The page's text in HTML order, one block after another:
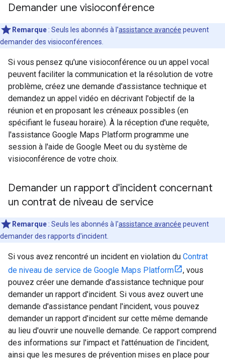
Demander une visioconférence
Remarque : Seuls les abonnés à l'assistance avancée peuvent
demander des visioconférences.
Si vous pensez qu'une visioconférence ou un appel vocal
peuvent faciliter la communication et la résolution de votre
problème, créez une demande d'assistance technique et
demandez un appel vidéo en décrivant l'objectif de la
réunion et en proposant les créneaux possibles (en
spécifiant le fuseau horaire). À la réception d'une requête,
l'assistance Google Maps Platform programme une
session à l'aide de Google Meet ou du système de
visioconférence de votre choix.
Demander un rapport d'incident concernant
un contrat de niveau de service
Remarque : Seuls les abonnés à l'assistance avancée peuvent
demander des rapports d'incident.
Si vous avez rencontré un incident en violation du Contrat
de niveau de service de Google Maps Platform
, vous
pouvez créer une demande d'assistance technique pour
demander un rapport d'incident. Si vous avez ouvert une
demande d'assistance pendant l'incident, vous pouvez
demander un rapport d'incident sur cette même demande
au lieu d'ouvrir une nouvelle demande. Ce rapport comprend
des informations sur l'impact et l'atténuation de l'incident,
ainsi que les mesures de prévention mises en place pour